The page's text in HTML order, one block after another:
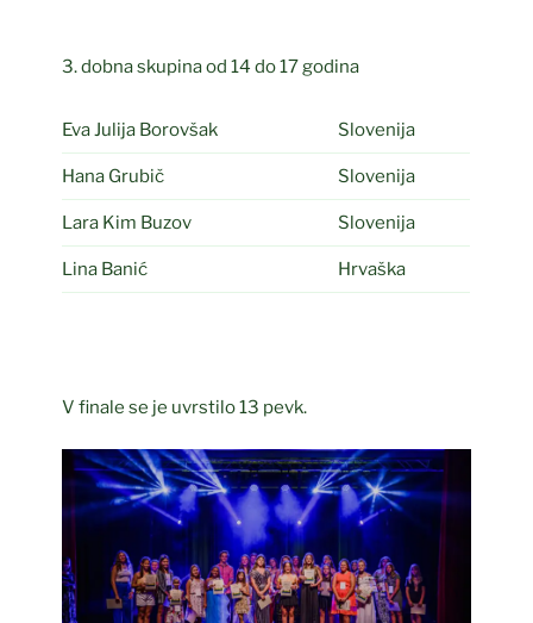
3. dobna skupina od 14 do 17 godina
Eva Julija Borovšak Slovenija
Hana Grubič Slovenija
Lara Kim Buzov Slovenija
Lina Banić Hrvaška
V finale se je uvrstilo 13 pevk.